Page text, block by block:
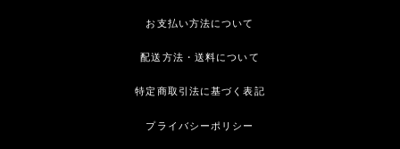
お支払い方法について
配送方法・送料について
特定商取引法に基づく表記
プライバシーポリシー